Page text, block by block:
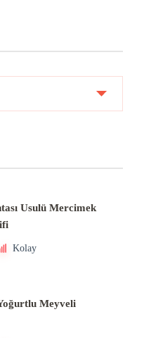
Usulü Mercimek
Kolay
Meyveli